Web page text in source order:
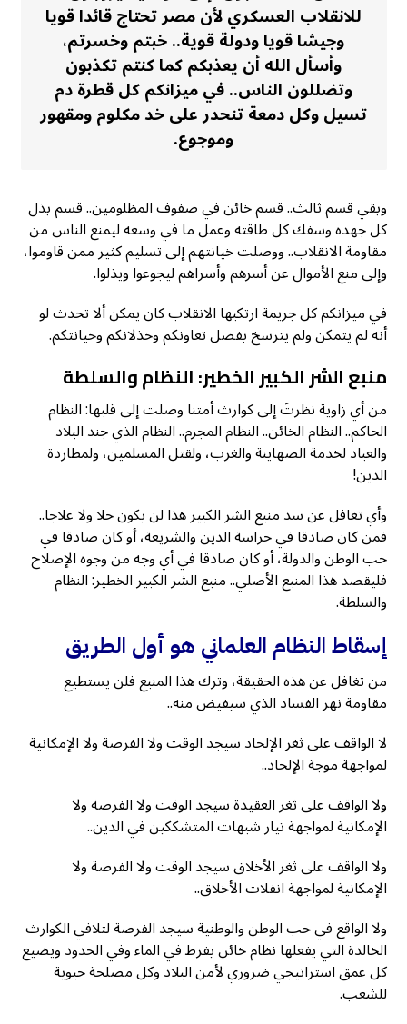
للانقلاب العسكري لأن مصر تحتاج قائدا قويا
وجيشا قويا ودولة قوية.. خبتم وخسرتم،
وأسأل الله أن يعذبكم كما كنتم تكذبون
وتضللون الناس.. في ميزانكم كل قطرة دم
تسيل وكل دمعة تنحدر على خد مكلوم ومقهور
وموجوع.
وبقي قسم ثالث.. قسم خائن في صفوف المظلومين.. قسم بذل
كل جهده وسفك كل طاقته وعمل ما في وسعه ليمنع الناس من
مقاومة الانقلاب.. ووصلت خيانتهم إلى تسليم كثير ممن قاوموا،
وإلى منع الأموال عن أسرهم وأسراهم ليجوعوا ويذلوا.
في ميزانكم كل جريمة ارتكبها الانقلاب كان يمكن ألا تحدث لو
أنه لم يتمكن ولم يترسخ بفضل تعاونكم وخذلانكم وخيانتكم.
منبع الشر الكبير الخطير: النظام والسلطة
من أي زاوية نظرتَ إلى كوارث أمتنا وصلت إلى قلبها: النظام
الحاكم.. النظام الخائن.. النظام المجرم.. النظام الذي جند البلاد
والعباد لخدمة الصهاينة والغرب، ولقتل المسلمين، ولمطاردة
الدين!
وأي تغافل عن سد منبع الشر الكبير هذا لن يكون حلا ولا علاجا..
فمن كان صادقا في حراسة الدين والشريعة، أو كان صادقا في
حب الوطن والدولة، أو كان صادقا في أي وجه من وجوه الإصلاح
فليقصد هذا المنبع الأصلي.. منبع الشر الكبير الخطير: النظام
والسلطة.
إسقاط النظام العلماني هو أول الطريق
من تغافل عن هذه الحقيقة، وترك هذا المنبع فلن يستطيع
مقاومة نهر الفساد الذي سيفيض منه..
لا الواقف على ثغر الإلحاد سيجد الوقت ولا الفرصة ولا الإمكانية
لمواجهة موجة الإلحاد..
ولا الواقف على ثغر العقيدة سيجد الوقت ولا الفرصة ولا
الإمكانية لمواجهة تيار شبهات المتشككين في الدين..
ولا الواقف على ثغر الأخلاق سيجد الوقت ولا الفرصة ولا
الإمكانية لمواجهة انفلات الأخلاق..
ولا الواقع في حب الوطن والوطنية سيجد الفرصة لتلافي الكوارث
الخالدة التي يفعلها نظام خائن يفرط في الماء وفي الحدود ويضيع
كل عمق استراتيجي ضروري لأمن البلاد وكل مصلحة حيوية
للشعب.